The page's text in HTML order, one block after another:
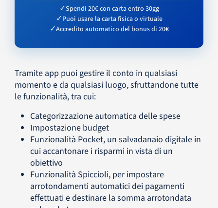
✓Spendi 20€ con carta entro 30gg
✓Puoi usare la carta fisica o virtuale
✓Accredito automatico del bonus di 20€
Tramite app puoi gestire il conto in qualsiasi
momento e da qualsiasi luogo, sfruttandone tutte
le funzionalità, tra cui:
Categorizzazione automatica delle spese
Impostazione budget
Funzionalità Pocket, un salvadanaio digitale in
cui accantonare i risparmi in vista di un
obiettivo
Funzionalità Spiccioli, per impostare
arrotondamenti automatici dei pagamenti
effettuati e destinare la somma arrotondata